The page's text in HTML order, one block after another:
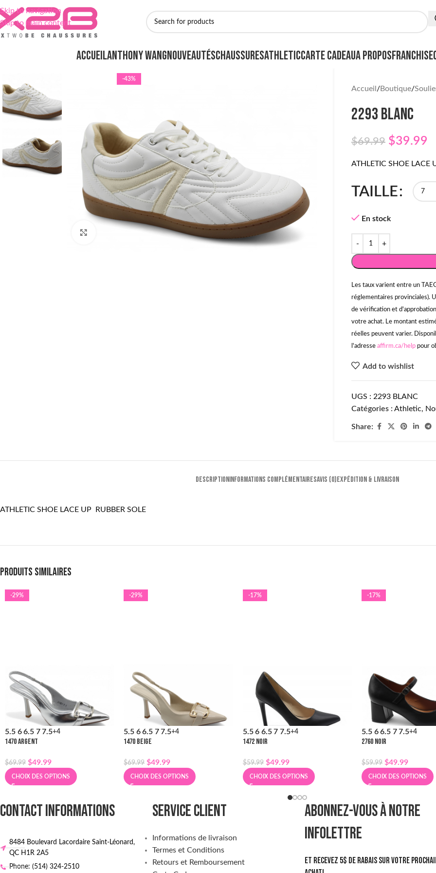
Skip to navigation
Skip to main content
ACCUEILANTHONY WANGNOUVEAUTÉSCHAUSSURESATHLETICCARTE CADEAUA PROPOSFRANCHISE
-43%
Accueil Boutique
2293 BLANC
$69.99 $39.99
ATHLETIC SHOE LACE
TAILLE
En stock
Les taux varient entre un
réglementaires provinciales).
de vérification et
votre achat. Le montant
réelles peuvent varier.
l'adresse affirm.ca/help pour
Add to wishlist
UGS : 2293 BLANC
Catégories : Athletic,
Share:
DESCRIPTIONINFORMATIONS COMPLÉMENTAIRESAVIS (0)EXPÉDITION & LIVRAISON
ATHLETIC SHOE LACE UP RUBBER SOLE
Produits similaires
-29%
5.5 6 6.5 7 7.5+4
1470 ARGENT
$69.99 $49.99
CHOIX DES OPTIONS
-29%
5.5 6 6.5 7 7.5+4
1470 BEIGE
$69.99 $49.99
CHOIX DES OPTIONS
-17%
5.5 6 6.5 7 7.5+4
1472 NOIR
$59.99 $49.99
CHOIX DES OPTIONS
-17%
5.5 6 6.5 7 7.5+4
2760 NOIR
$59.99 $49.99
CHOIX DES OPTIONS
CONTACT INFORMATIONS
8484 Boulevard Lacordaire Saint-Léonard,
QC H1R 2A5
Phone: (514) 324-2510
SERVICE CLIENT
Informations de livraison
Termes et Conditions
Retours et Remboursement
ABONNEZ-VOUS À NOTRE
INFOLETTRE
Et recevez 5$ de rabais sur votre